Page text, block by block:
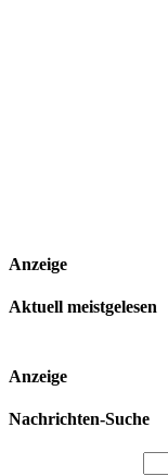
Anzeige
Aktuell meistgelesen
Anzeige
Nachrichten-Suche